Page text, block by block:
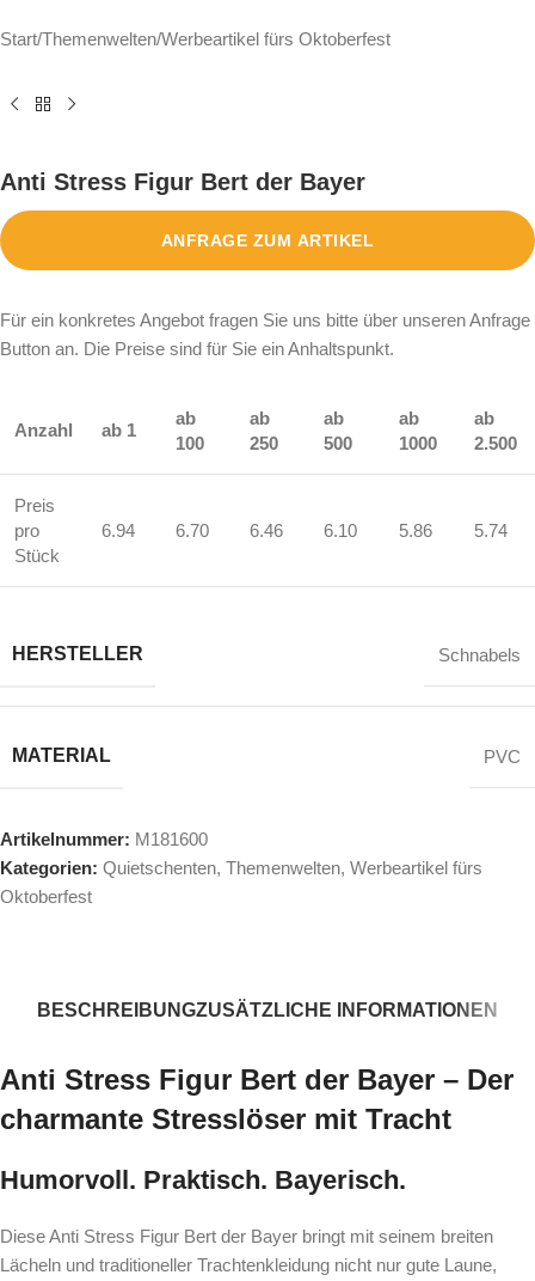
Start/Themenwelten/Werbeartikel fürs Oktoberfest
Anti Stress Figur Bert der Bayer
ANFRAGE ZUM ARTIKEL
Für ein konkretes Angebot fragen Sie uns bitte über unseren Anfrage
Button an. Die Preise sind für Sie ein Anhaltspunkt.
Anzahl ab 1
ab
100
ab
250
ab
500
ab
1000
ab
2.500
Preis
pro
Stück
6.94 6.70 6.46 6.10 5.86 5.74
HERSTELLER Schnabels
MATERIAL PVC
Artikelnummer: M181600
Kategorien: Quietschenten, Themenwelten, Werbeartikel fürs
Oktoberfest
BESCHREIBUNGZUSÄTZLICHE INFORMATIONEN
Anti Stress Figur Bert der Bayer – Der
charmante Stresslöser mit Tracht
Humorvoll. Praktisch. Bayerisch.
Diese Anti Stress Figur Bert der Bayer bringt mit seinem breiten
Lächeln und traditioneller Trachtenkleidung nicht nur gute Laune,